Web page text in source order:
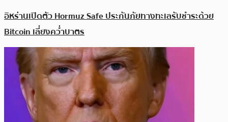
อิหร่านเปิดตัว Hormuz Safe ประกันภัยทางทะเลรับชำระด้วย
Bitcoin เลี่ยงคว่ำบาตร